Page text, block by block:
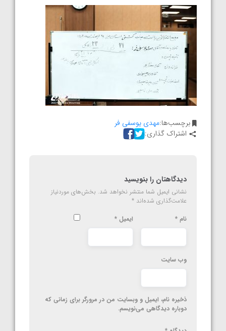
برچسب‌ها:مهدی یوسفی فر
اشتراک گذاری:
دیدگاهتان را بنویسید
نشانی ایمیل شما منتشر نخواهد شد. بخش‌های موردنیاز
علامت‌گذاری شده‌اند *
نام * ایمیل *
وب‌ سایت
ذخیره نام، ایمیل و وبسایت من در مرورگر برای زمانی که
دوباره دیدگاهی می‌نویسم.